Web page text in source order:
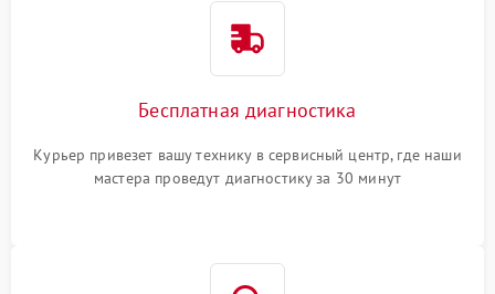
Бесплатная диагностика
Курьер привезет вашу технику в сервисный центр, где наши
мастера проведут диагностику за 30 минут